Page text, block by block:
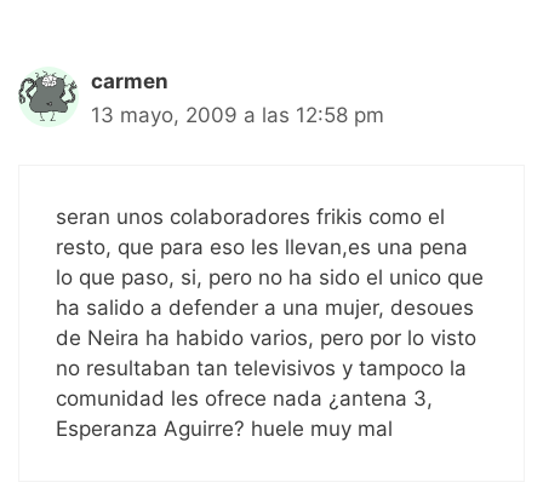
carmen
13 mayo, 2009 a las 12:58 pm
seran unos colaboradores frikis como el
resto, que para eso les llevan,es una pena
lo que paso, si, pero no ha sido el unico que
ha salido a defender a una mujer, desoues
de Neira ha habido varios, pero por lo visto
no resultaban tan televisivos y tampoco la
comunidad les ofrece nada ¿antena 3,
Esperanza Aguirre? huele muy mal